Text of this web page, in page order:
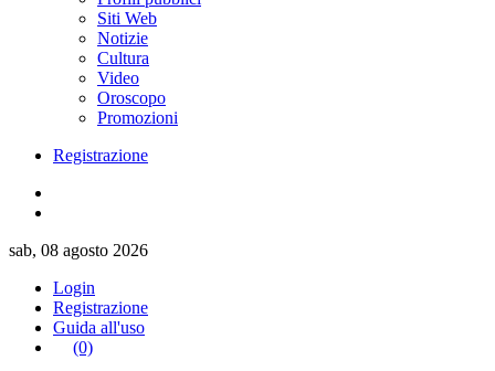
Siti Web
Notizie
Cultura
Video
Oroscopo
Promozioni
Registrazione
sab, 08 agosto 2026
Login
Registrazione
Guida all'uso
(0)